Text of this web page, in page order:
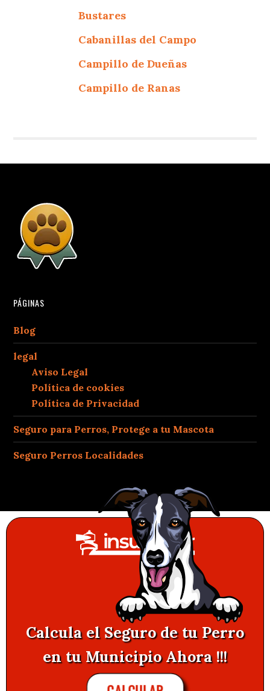
Bustares
Cabanillas del Campo
Campillo de Dueñas
Campillo de Ranas
PÁGINAS
Blog
legal
Aviso Legal
Política de cookies
Política de Privacidad
Seguro para Perros, Protege a tu Mascota
Seguro Perros Localidades
Calcula el Seguro de tu Perro
en tu Municipio Ahora !!!